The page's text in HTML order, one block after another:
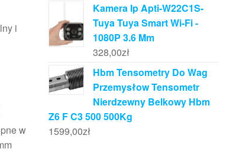
i
w
Kamera Ip Apti-W22C1S-
Tuya Tuya Smart Wi-Fi -
1080P 3.6 Mm
328,00zł
Hbm Tensometry Do Wag
Przemysłow Tensometr
Nierdzewny Belkowy Hbm
Z6 F C3 500 500Kg
1599,00zł